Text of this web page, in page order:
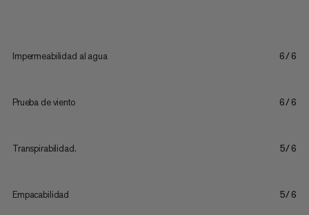
Impermeabilidad al agua 6/6
Prueba de viento 6/6
Transpirabilidad. 5/6
Empacabilidad 5/6